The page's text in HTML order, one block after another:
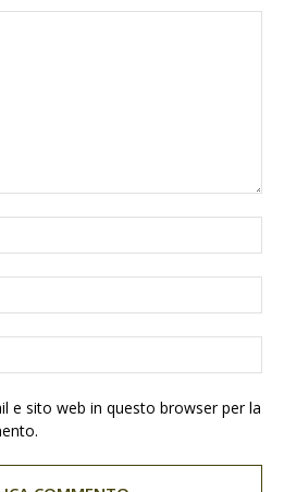
e sito web in questo browser per la